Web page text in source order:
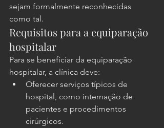
sejam formalmente reconhecidas
como tal.
Requisitos para a equiparação
hospitalar
Para se beneficiar da equiparação
hospitalar, a clínica deve:
Oferecer serviços típicos de
hospital, como internação de
pacientes e procedimentos
cirúrgicos.